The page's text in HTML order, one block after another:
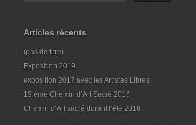
Articles récents
(pas de titre)
Exposition 2019
exposition 2017 avec les Artistes Libres
19 ème Chemin d’Art Sacré 2016
Chemin d’Art sacré durant l’été 2016